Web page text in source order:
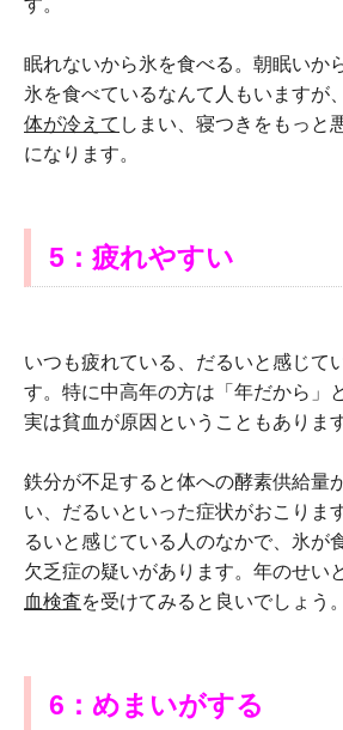
眠れないから氷を食べる。朝眠いか
氷を食べているなんて人もいますが、
体が冷えて しまい、寝つきをもっと
になります。
5：疲れやすい
いつも疲れている、だるいと感じて
す。特に中高年の方は「年だから」
実は貧血が原因ということもあります
鉄分が不足すると体への酵素供給量
い、だるいといった症状がおこりま
るいと感じている人のなかで、氷が
欠乏症の疑いがあります。年のせい
血検査を受けてみると良いでしょう。
6：めまいがする